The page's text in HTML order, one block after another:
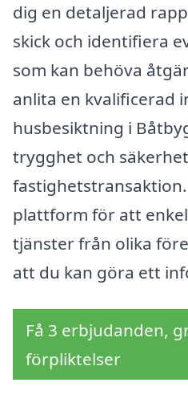
dig en detaljerad
skick och identifiera
som kan behöva
anlita en kvalificerad
husbesiktning i
trygghet och
plattform för att
tjänster från olika
att du kan göra ett
Få 3 erbjudanden,
förpliktelser